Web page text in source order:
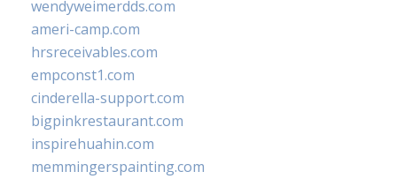
wendyweimerdds.com
ameri-camp.com
hrsreceivables.com
empconst1.com
cinderella-support.com
bigpinkrestaurant.com
inspirehuahin.com
memmingerspainting.com